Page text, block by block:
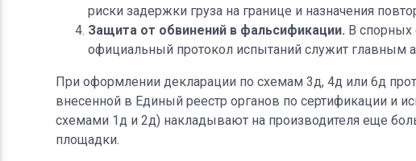
риски задержки груза на границе и назначения
Защита от обвинений в фальсификации. В спорных
официальный протокол испытаний служит главным
При оформлении декларации по схемам 3д, 4д или 6д
внесенной в Единый реестр органов по сертификации и
схемами 1д и 2д) накладывают на производителя еще
площадки.